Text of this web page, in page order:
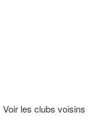
Voir les clubs voisins